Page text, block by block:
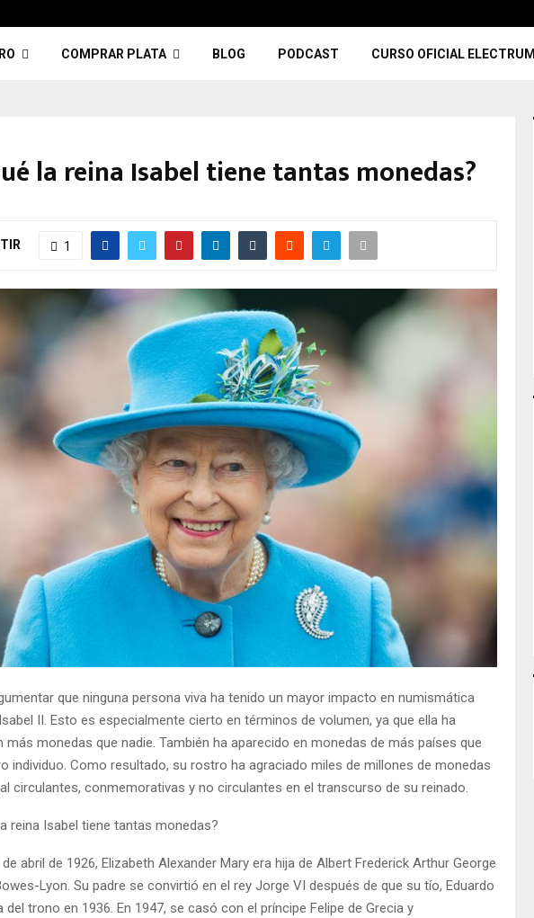
COMPRAR PLATA BLOG PODCAST CURSO OFICIAL ELECTRUM
la reina Isabel tiene tantas monedas?
1
que ninguna persona viva ha tenido un mayor impacto en numismática
II. Esto es especialmente cierto en términos de volumen, ya que ella ha
más monedas que nadie. También ha aparecido en monedas de más países que
individuo. Como resultado, su rostro ha agraciado miles de millones de monedas
circulantes, conmemorativas y no circulantes en el transcurso de su reinado.
de abril de 1926, Elizabeth Alexander Mary era hija de Albert Frederick Arthur George
Lyon. Su padre se convirtió en el rey Jorge VI después de que su tío, Eduardo
del trono en 1936. En 1947, se casó con el príncipe Felipe de Grecia y